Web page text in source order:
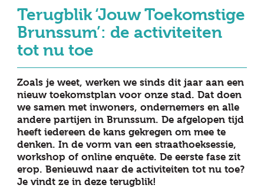
Terugblik ‘Jouw Toekomstige
Brunssum’: de activiteiten
tot nu toe
Zoals je weet, werken we sinds dit jaar aan een
nieuw toekomstplan voor onze stad. Dat doen
we samen met inwoners, ondernemers en alle
andere partijen in Brunssum. De afgelopen tijd
heeft iedereen de kans gekregen om mee te
denken. In de vorm van een straathoeksessie,
workshop of online enquête. De eerste fase zit
erop. Benieuwd naar de activiteiten tot nu toe?
Je vindt ze in deze terugblik!